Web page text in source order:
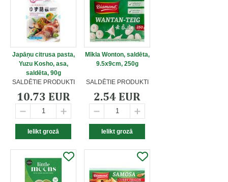
Japāņu citrusa pasta,
Yuzu Kosho, asa,
saldēta, 90g
SALDĒTIE PRODUKTI
10.73 EUR
Mīkla Wonton, saldēta,
9.5x9cm, 250g
SALDĒTIE PRODUKTI
2.54 EUR